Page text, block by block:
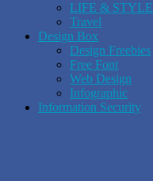
LIFE & STYLE
Travel
Design Box
Design Freebies
Free Font
Web Design
Infographic
Information Security